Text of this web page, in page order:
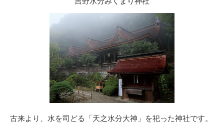
古来より、水を司どる「天之水分大神」を祀った神社です。